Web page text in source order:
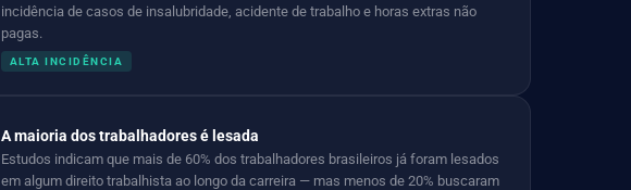
incidência de casos de insalubridade, acidente de trabalho e horas extras não
pagas.
ALTA INCIDÊNCIA
A maioria dos trabalhadores é lesada
Estudos indicam que mais de 60% dos trabalhadores brasileiros já foram lesados
em algum direito trabalhista ao longo da carreira — mas menos de 20% buscaram